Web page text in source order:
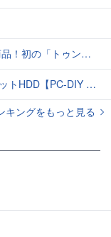
公式LINEスタンプ、販売開始
【PC-DIY 秋の陣】
キングをもっと見る